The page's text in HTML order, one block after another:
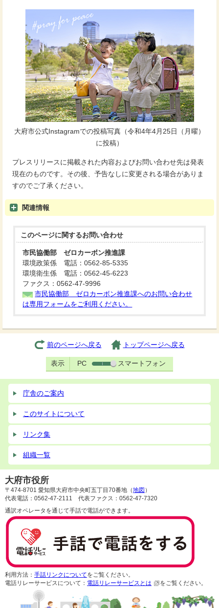
大府市公式Instagramでの投稿写真（令和4年4月25日（月曜）
に投稿）
プレスリリースに掲載された内容およびお問い合わせ先は発表
現在のものです。その後、予告なしに変更される場合がありま
すのでご了承ください。
関連情報
このページに関するお問い合わせ
市民協働部 ゼロカーボン推進課
環境政策係 電話：0562-85-5335
環境衛生係 電話：0562-45-6223
ファクス：0562-47-9996
市民協働部 ゼロカーボン推進課へのお問い合わせ
は専用フォームをご利用ください。
前のページへ戻る トップページへ戻る
表示 PC スマートフォン
庁舎のご案内
このサイトについて
リンク集
組織一覧
大府市役所
〒474-8701 愛知県大府市中央町五丁目70番地（地図 ）
代表電話：0562-47-2111 代表ファクス：0562-47-7320
通訳オペレータを通じて手話で電話ができます。
利用方法： 手話リンクについてをご覧ください。
電話リレーサービスについて： 電話リレーサービスとは をご覧ください。